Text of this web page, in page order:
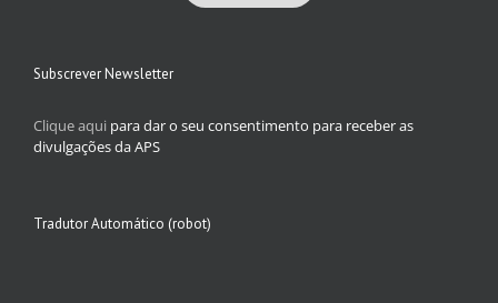
Subscrever Newsletter
Clique aqui para dar o seu consentimento para receber as
divulgações da APS
Tradutor Automático (robot)